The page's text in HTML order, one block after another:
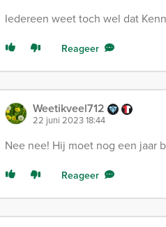
Iedereen weet toch wel dat
Reageer
Weetikveel712
22 juni 2023 18:44
Nee nee! Hij moet nog een jaar
Reageer